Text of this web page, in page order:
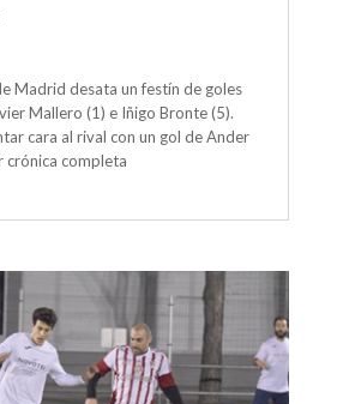
Madrid desata un festín de goles
Mallero (1) e Iñigo Bronte (5).
cara al rival con un gol de Ander
crónica completa